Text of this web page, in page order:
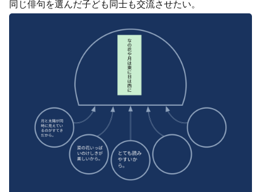
同じ俳句を選んだ子ども同士も交流させたい。